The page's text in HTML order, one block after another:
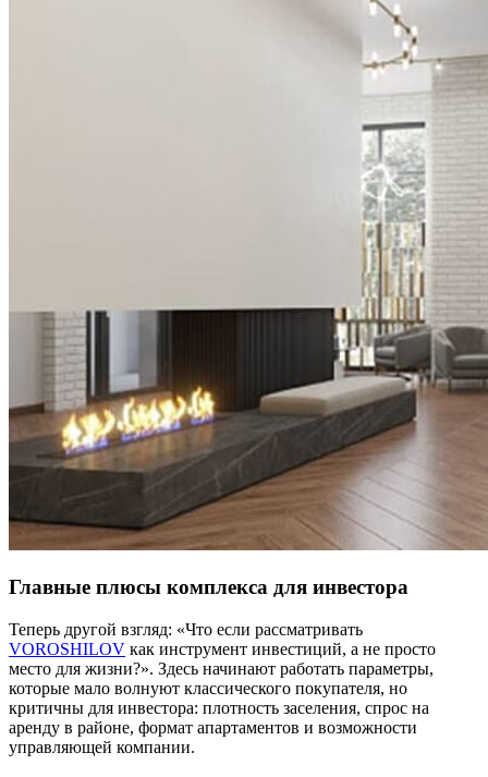
Главные плюсы комплекса для инвестора
Теперь другой взгляд: «Что если рассматривать
VOROSHILOV как инструмент инвестиций, а не просто
место для жизни?». Здесь начинают работать параметры,
которые мало волнуют классического покупателя, но
критичны для инвестора: плотность заселения, спрос на
аренду в районе, формат апартаментов и возможности
управляющей компании.